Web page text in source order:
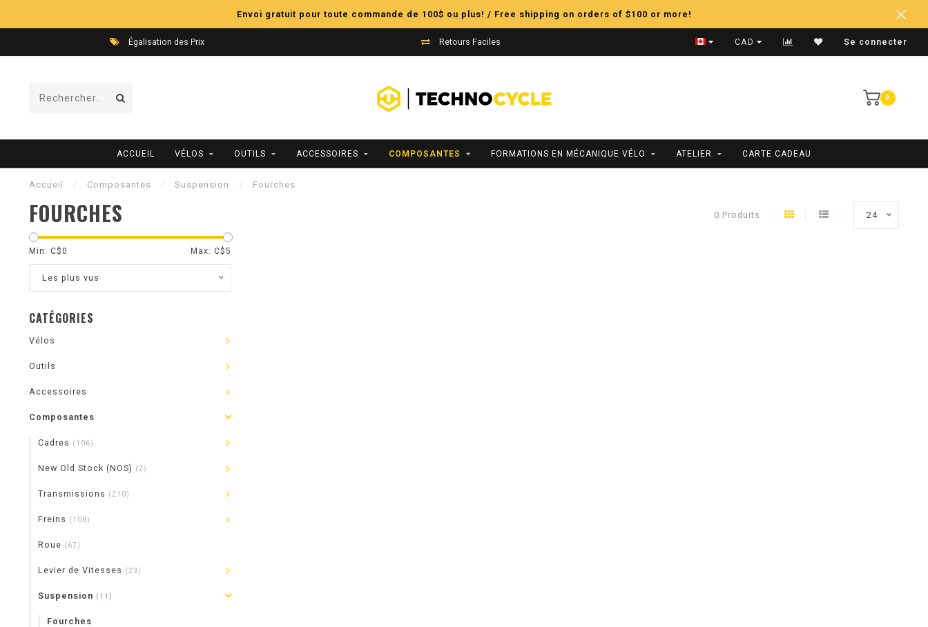
Envoi gratuit pour toute commande de 100$ ou plus! / Free shipping on orders of $100 or more!
Égalisation des Prix Retours Faciles Expédition Rapide
CAD Se connecter
0
ACCUEIL VÉLOS OUTILS ACCESSOIRES COMPOSANTES FORMATIONS EN MÉCANIQUE VÉLO ATELIER CARTE CADEAU
Accueil / Composantes / Suspension / Fourches
FOURCHES 0 Produits 24
Min: C$0 Max: C$5
Les plus vus
CATÉGORIES
Vélos
Outils
Accessoires
Composantes
Cadres (106)
New Old Stock (NOS) (2)
Transmissions (210)
Freins (108)
Roue (67)
Levier de Vitesses (23)
Suspension (11)
Fourches